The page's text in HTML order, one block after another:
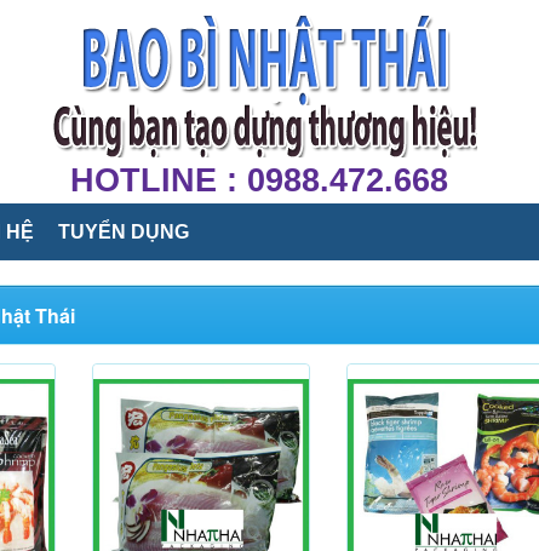
HOTLINE : 0988.472.668
HỆ TUYỂN DỤNG
Thái